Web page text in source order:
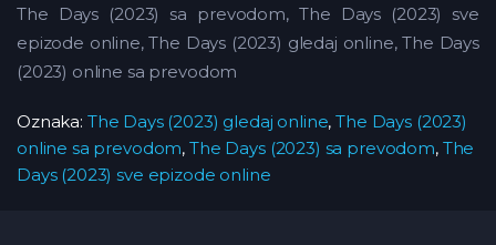
The Days (2023) sa prevodom, The Days (2023) sve
epizode online, The Days (2023) gledaj online, The Days
(2023) online sa prevodom
Oznaka: The Days (2023) gledaj online,The Days (2023)
online sa prevodom,The Days (2023) sa prevodom, The
Days (2023) sve epizode online